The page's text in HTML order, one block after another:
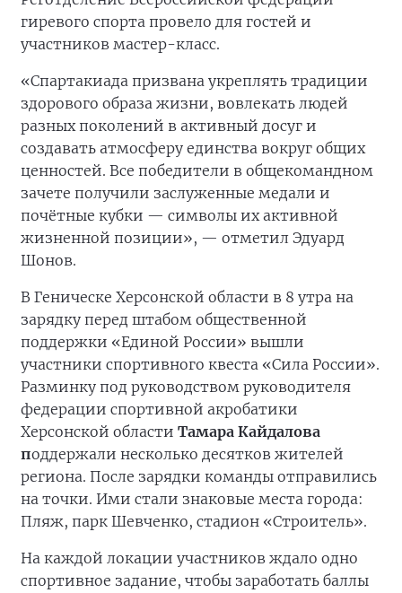
гиревого спорта провело для гостей и
участников мастер-класс.
«Спартакиада призвана укреплять традиции
здорового образа жизни, вовлекать людей
разных поколений в активный досуг и
создавать атмосферу единства вокруг общих
ценностей. Все победители в общекомандном
зачете получили заслуженные медали и
почётные кубки — символы их активной
жизненной позиции», — отметил Эдуард
Шонов.
В Геническе Херсонской области в 8 утра на
зарядку перед штабом общественной
поддержки «Единой России» вышли
участники спортивного квеста «Сила России».
Разминку под руководством руководителя
федерации спортивной акробатики
Херсонской области Тамара Кайдалова
поддержали несколько десятков жителей
региона. После зарядки команды отправились
на точки. Ими стали знаковые места города:
Пляж, парк Шевченко, стадион «Строитель».
На каждой локации участников ждало одно
спортивное задание, чтобы заработать баллы